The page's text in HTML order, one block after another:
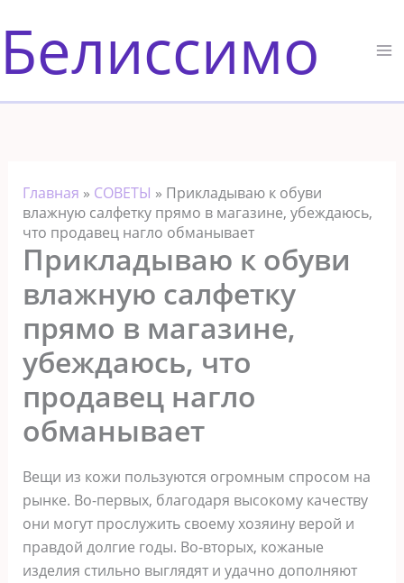
к
содержимому
Белиссимо
Главная » СОВЕТЫ » Прикладываю к обуви
влажную салфетку прямо в магазине, убеждаюсь,
что продавец нагло обманывает
Прикладываю к обуви
влажную салфетку
прямо в магазине,
убеждаюсь, что
продавец нагло
обманывает
Вещи из кожи пользуются огромным спросом на
рынке. Во-первых, благодаря высокому качеству
они могут прослужить своему хозяину верой и
правдой долгие годы. Во-вторых, кожаные
изделия стильно выглядят и удачно дополняют